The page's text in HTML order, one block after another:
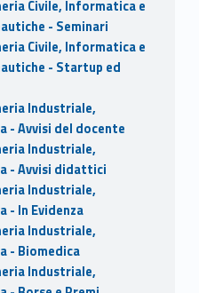
Civile, Informatica e
- Seminari
Civile, Informatica e
- Startup ed
Industriale,
- Avvisi del docente
Industriale,
- Avvisi didattici
Industriale,
- In Evidenza
Industriale,
- Biomedica
Industriale,